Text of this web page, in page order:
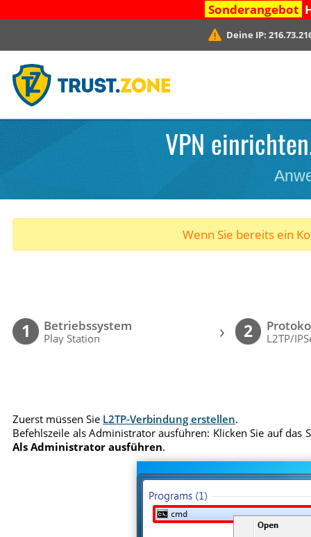
Sonderangebot
Deine IP:
VPN
Wenn Sie bereits ein
1 Betriebssystem
Play Station › 2 L2TP/
Zuerst müssen Sie L2TP-Verbindung erstellen.
Befehlszeile als Administrator ausführen: Klicken Sie auf das
Als Administrator ausführen.